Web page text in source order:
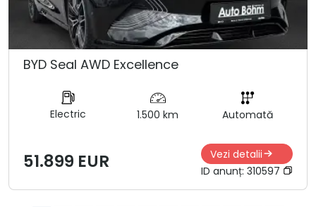
BYD Seal AWD Excellence
Electric 1.500 km Automată
51.899 EUR
Vezi detalii
ID anunț: 310597